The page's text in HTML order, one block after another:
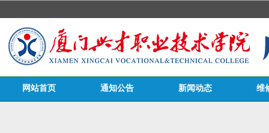
网站首页 通知公告 新闻动态 维